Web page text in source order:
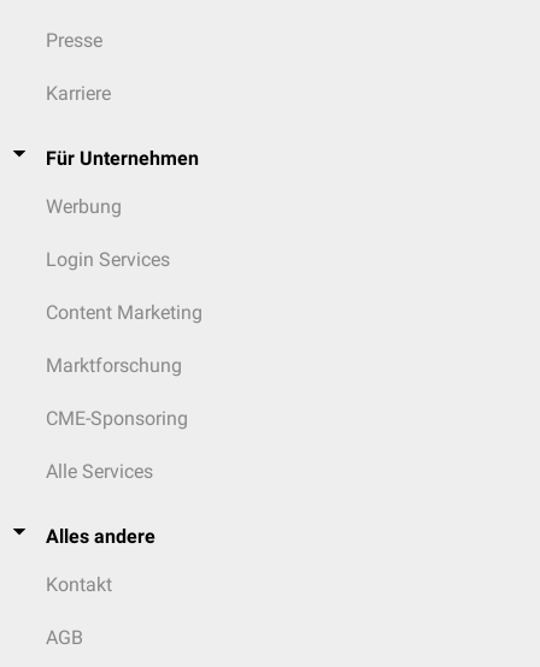
Presse
Karriere
Für Unternehmen
Werbung
Login Services
Content Marketing
Marktforschung
CME-Sponsoring
Alle Services
Alles andere
Kontakt
AGB